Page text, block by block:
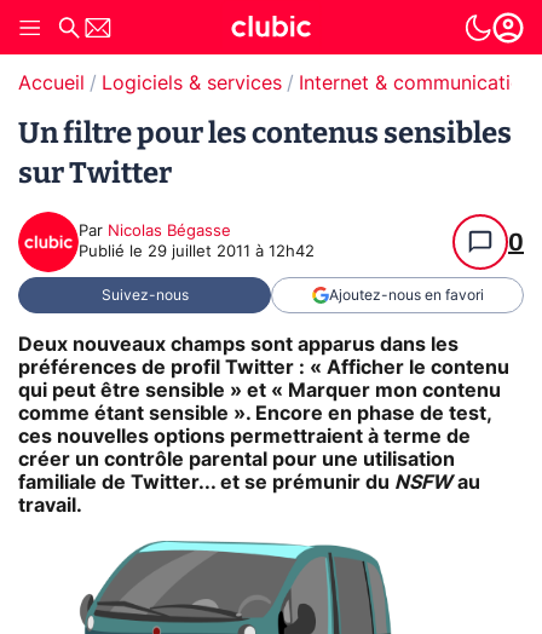
Accueil Logiciels & services Internet & communication
Un filtre pour les contenus sensibles
sur Twitter
Par Nicolas Bégasse
Publié le 29 juillet 2011 à 12h42 0
Suivez-nous Ajoutez-nous en favori
Deux nouveaux champs sont apparus dans les
préférences de profil Twitter : « Afficher le contenu
qui peut être sensible » et « Marquer mon contenu
comme étant sensible ». Encore en phase de test,
ces nouvelles options permettraient à terme de
créer un contrôle parental pour une utilisation
familiale de Twitter... et se prémunir du NSFWau
travail.